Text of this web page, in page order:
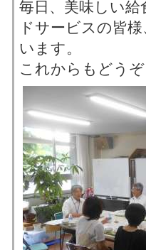
毎日、美味しい
ドサービスの皆
います。
これからもどう